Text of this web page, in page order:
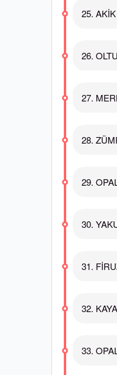
25.
26.
27.
28.
29.
30.
31.
32.
33.